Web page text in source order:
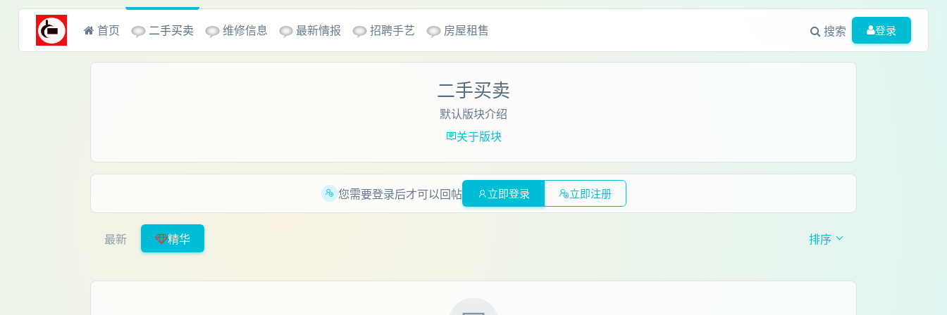
首页 二手买卖 维修信息 最新情报 招聘手艺 房屋租售 搜索 登录
二手买卖
默认版块介绍
关于版块
您需要登录后才可以回帖 立即登录 立即注册
最新 精华 排序